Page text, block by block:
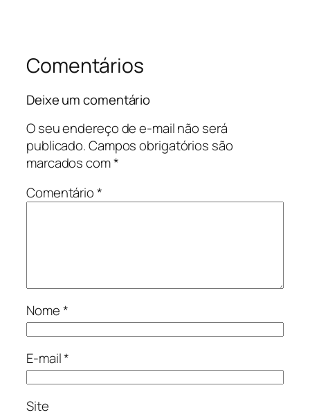
Comentários
Deixe um comentário
O seu endereço de e-mail não será
publicado.Campos obrigatórios são
marcados com*
Comentário*
Nome*
E-mail*
Site